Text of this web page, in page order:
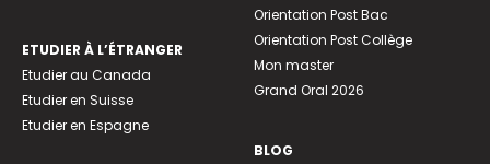
ETUDIER À L’ÉTRANGER
Etudier au Canada
Etudier en Suisse
Etudier en Espagne
Orientation Post Bac
Orientation Post Collège
Mon master
Grand Oral 2026
BLOG